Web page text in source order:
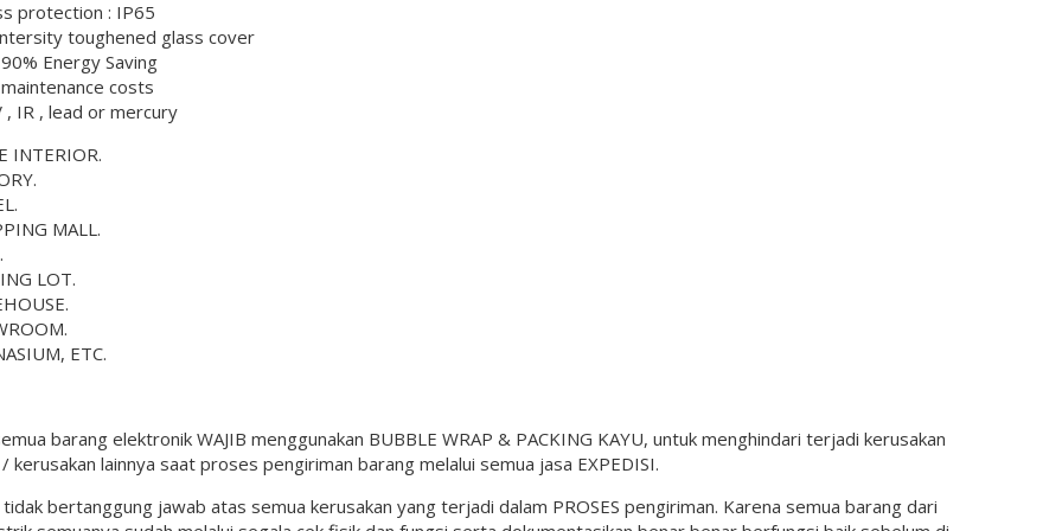
protection : IP65
toughened glass cover
Energy Saving
costs
, IR , lead or mercury
INTERIOR.
MALL.
LOT.
ETC.
barang elektronik WAJIB menggunakan BUBBLE WRAP & PACKING KAYU, untuk menghindari terjadi kerusakan
/ kerusakan lainnya saat proses pengiriman barang melalui semua jasa EXPEDISI.
tidak bertanggung jawab atas semua kerusakan yang terjadi dalam PROSES pengiriman. Karena semua barang dari